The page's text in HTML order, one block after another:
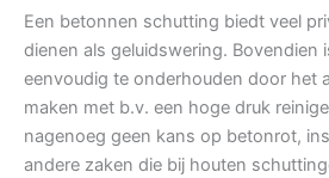
Een betonnen schutting biedt veel
dienen als geluidswering. Bovendien
eenvoudig te onderhouden door het
maken met b.v. een hoge druk
nagenoeg geen kans op betonrot,
andere zaken die bij houten